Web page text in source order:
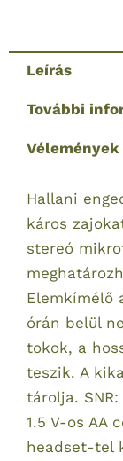
Leírás
További
Hallani
káros
stereó
Elemkímélő
órán belül
tokok, a
teszik. A
tárolja.
1.5 V-os AA
headset-tel